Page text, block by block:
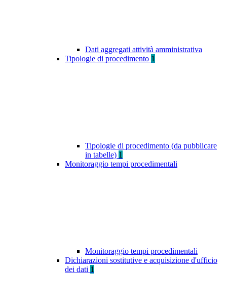
Dati aggregati attività amministrativa
Tipologie di procedimento 1
Tipologie di procedimento (da pubblicare
in tabelle) 1
Monitoraggio tempi procedimentali
Monitoraggio tempi procedimentali
Dichiarazioni sostitutive e acquisizione d'ufficio
dei dati 1